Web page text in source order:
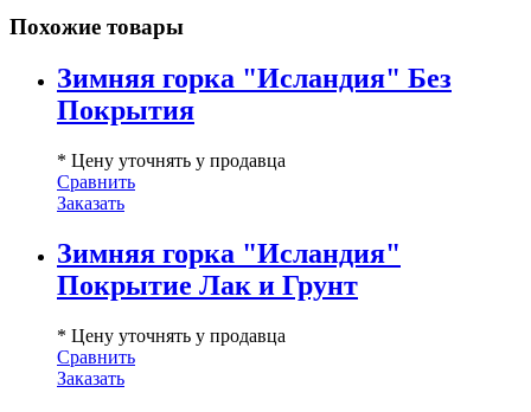
Похожие товары
Зимняя горка "Исландия" Без
Покрытия
* Цену уточнять у продавца
Сравнить
Заказать
Зимняя горка "Исландия"
Покрытие Лак и Грунт
* Цену уточнять у продавца
Сравнить
Заказать